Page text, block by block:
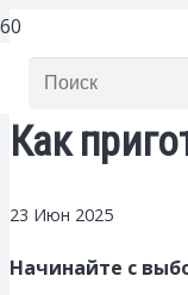
Как
23 Июн 2025
Начинайте с